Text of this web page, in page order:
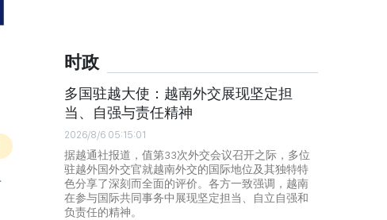
时政
多国驻越大使：越南外交展现坚定担
当、自强与责任精神
2026/8/6 05:15:01
据越通社报道，值第33次外交会议召开之际，多位
驻越外国外交官就越南外交的国际地位及其独特特
色分享了深刻而全面的评价。各方一致强调，越南
在参与国际共同事务中展现坚定担当、自立自强和
负责任的精神。